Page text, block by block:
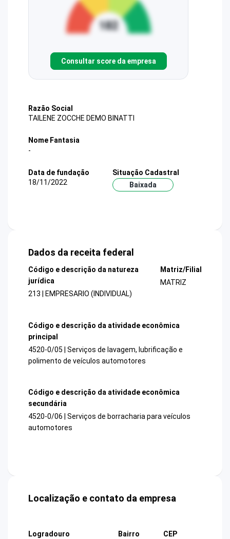
Consultar score da empresa
Razão Social
TAILENE ZOCCHE DEMO BINATTI
Nome Fantasia
-
Data de fundação
18/11/2022
Situação Cadastral
Baixada
Dados da receita federal
Código e descrição da natureza
jurídica
213 | EMPRESARIO (INDIVIDUAL)
Matriz/Filial
MATRIZ
Código e descrição da atividade econômica
principal
4520-0/05 | Serviços de lavagem, lubrificação e
polimento de veículos automotores
Código e descrição da atividade econômica
secundária
4520-0/06 | Serviços de borracharia para veículos
automotores
Localização e contato da empresa
Logradouro
Bairro
CEP